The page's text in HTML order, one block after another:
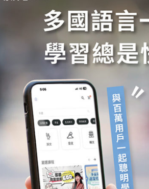
單字」，韓文也不例外。豐富的韓文單
韓國人的對話，也更能使用韓文表達自
，應該透過分類，運用主題情境及語
單字，放入大腦的長期記憶區之中。幾
單字記憶秘訣，將大量韓文單字牢記在
文單字分類，外來語單字、